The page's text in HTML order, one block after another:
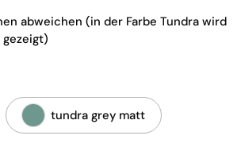
abweichen (in der Farbe Tundra wird
tundra grey matt